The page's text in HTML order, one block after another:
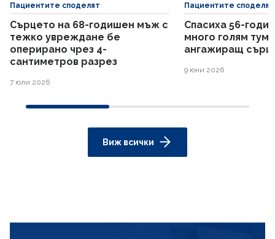
Пациентите споделят
Сърцето на 68-годишен мъж с
тежко увреждане бе
оперирано чрез 4-
сантиметров разрез
7 юли 2026
Пациентите споделят
Спасиха 56-
много голям
ангажиращ
9 юни 2026
Виж всички